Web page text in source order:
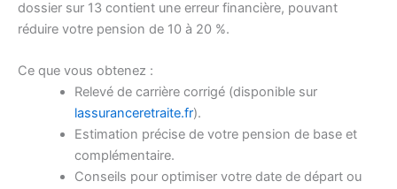
dossier sur 13 contient une erreur financière, pouvant
réduire votre pension de 10 à 20 %.
Ce que vous obtenez :
Relevé de carrière corrigé (disponible sur
lassuranceretraite.fr).
Estimation précise de votre pension de base et
complémentaire.
Conseils pour optimiser votre date de départ ou